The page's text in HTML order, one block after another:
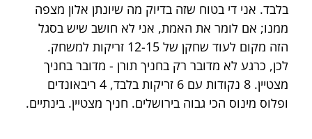
בלבד. אני די בטוח שזה בדיוק מה שיונתן אלון מצפה
ממנו; אם לומר את האמת, אני לא חושב שיש בסגל
הזה מקום לעוד שחקן של 12-15 זריקות למשחק.
לכן, כרגע לא מדובר רק בחניך תורן - מדובר בחניך
מצטיין. 8 נקודות עם 6 זריקות בלבד, 4 ריבאונדים
ופלוס מינוס הכי גבוה בירושלים. חניך מצטיין. בינתיים.